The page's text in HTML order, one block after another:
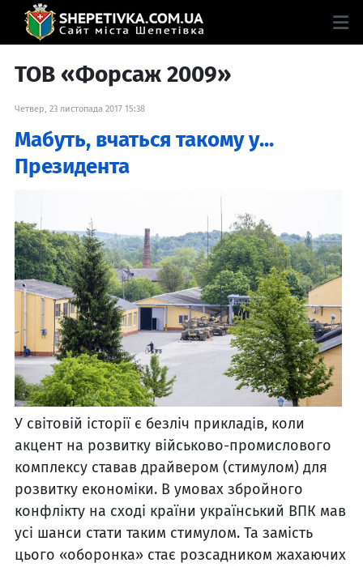
ТОВ «Форсаж 2009»
Четвер, 23 листопада 2017 15:38
Мабуть, вчаться такому у...
Президента
У світовій історії є безліч прикладів, коли
акцент на розвитку військово-промислового
комплексу ставав драйвером (стимулом) для
розвитку економіки. В умовах збройного
конфлікту на сході країни український ВПК мав
усі шанси стати таким стимулом. Та замість
цього «оборонка» стає розсадником жахаючих